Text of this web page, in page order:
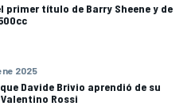
primer título de Barry Sheene y de
2025
Davide Brivio aprendió de su
Rossi